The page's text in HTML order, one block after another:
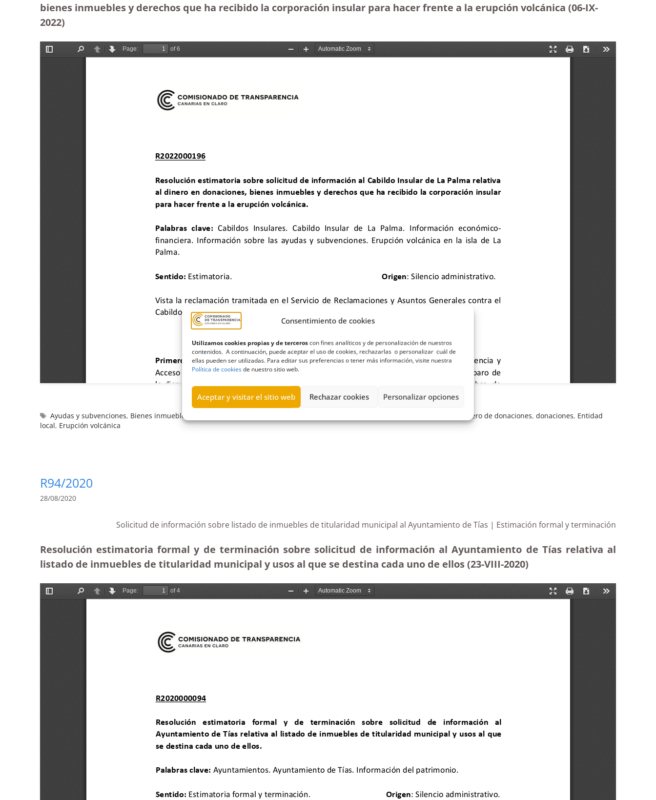
Consentimiento de cookies
Utilizamos cookies propias y de terceroscon fines analíticos y de personalización de nuestros
contenidos. A continuación, puede aceptar el uso de cookies, rechazarlas o personalizar cuál de
ellas pueden ser utilizadas. Para editar sus preferencias o tener más información, visite nuestra
Política de cookiesde nuestro sitio web.
Aceptar y visitar el sitio web Rechazar cookies Personalizar opciones
bienes inmuebles y derechos que ha recibido la corporación insular para hacer frente a la erupción volcánica (06-IX-
2022)
Ayudas y subvenciones, Bienes inmuebles dinero de donaciones,donaciones, Entidad
local, Erupción volcánica
R94/2020
28/08/2020
Solicitud de información sobre listado de inmuebles de titularidad municipal al Ayuntamiento de Tías | Estimación formal y terminación
Resolución estimatoria formal y de terminación sobre solicitud de información al Ayuntamiento de Tías relativa al
listado de inmuebles de titularidad municipal y usos al que se destina cada uno de ellos (23-VIII-2020)